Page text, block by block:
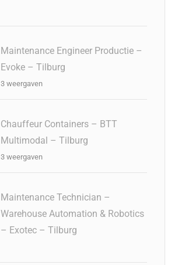
Maintenance Engineer Productie –
Evoke – Tilburg
3 weergaven
Chauffeur Containers – BTT
Multimodal – Tilburg
3 weergaven
Maintenance Technician –
Warehouse Automation & Robotics
– Exotec – Tilburg